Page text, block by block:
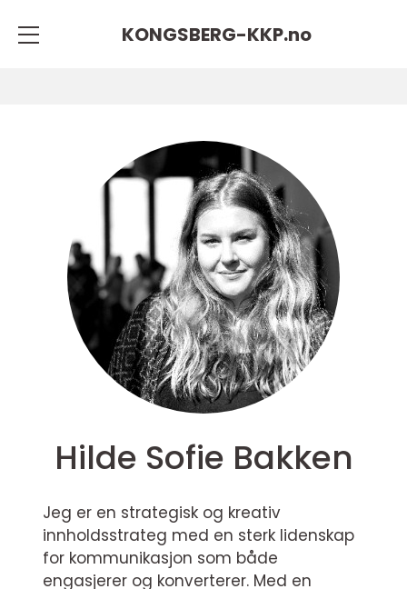
KONGSBERG-KKP.no
Hilde Sofie Bakken
Jeg er en strategisk og kreativ
innholdsstrateg med en sterk lidenskap
for kommunikasjon som både
engasjerer og konverterer. Med en